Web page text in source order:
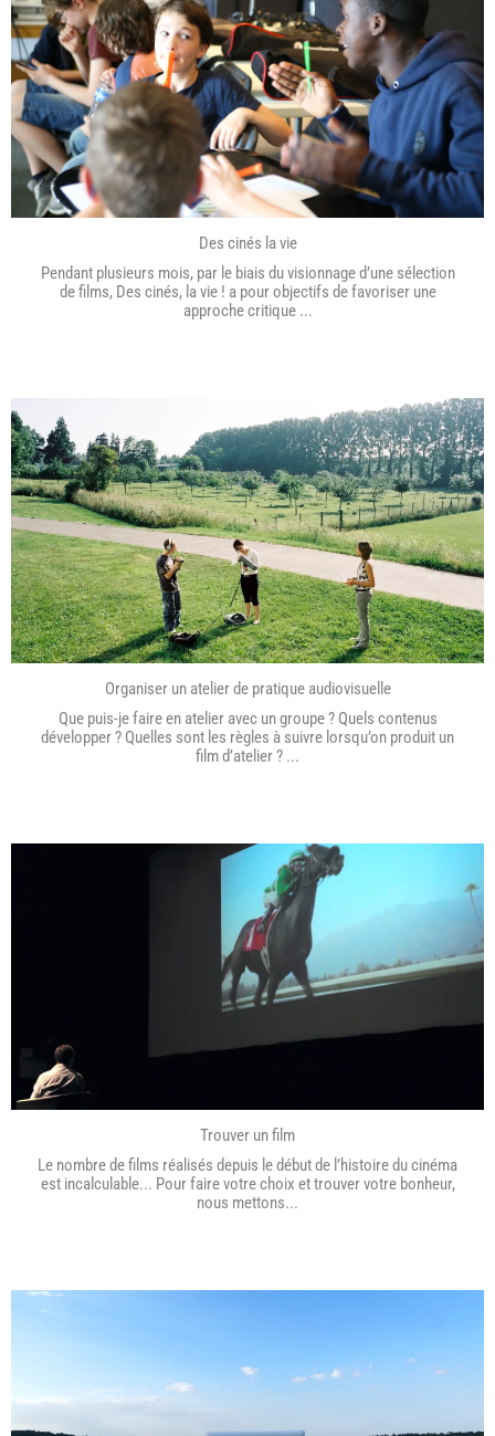
Des cinés la vie
Pendant plusieurs mois, par le biais du visionnage d’une sélection
de films, Des cinés, la vie ! a pour objectifs de favoriser une
approche critique ...
Organiser un atelier de pratique audiovisuelle
Que puis-je faire en atelier avec un groupe ? Quels contenus
développer ? Quelles sont les règles à suivre lorsqu’on produit un
film d’atelier ? ...
Trouver un film
Le nombre de films réalisés depuis le début de l’histoire du cinéma
est incalculable... Pour faire votre choix et trouver votre bonheur,
nous mettons...